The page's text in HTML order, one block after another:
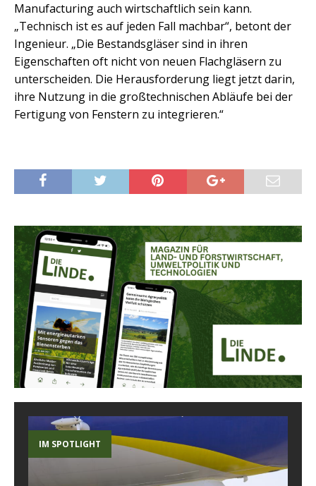
Manufacturing auch wirtschaftlich sein kann.
„Technisch ist es auf jeden Fall machbar“, betont der
Ingenieur. „Die Bestandsgläser sind in ihren
Eigenschaften oft nicht von neuen Flachgläsern zu
unterscheiden. Die Herausforderung liegt jetzt darin,
ihre Nutzung in die großtechnischen Abläufe bei der
Fertigung von Fenstern zu integrieren.“
IM SPOTLIGHT